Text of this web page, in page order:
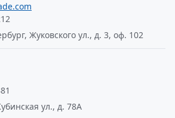
Жуковского ул., д. 3, оф. 102
ул., д. 78А